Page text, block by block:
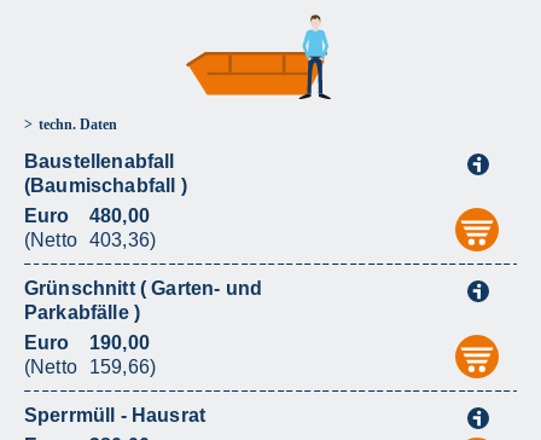
techn. Daten
Baustellenabfall
(Baumischabfall )
Euro
(Netto
480,00
403,36)
Grünschnitt ( Garten- und
Parkabfälle )
Euro
(Netto
190,00
159,66)
Sperrmüll - Hausrat